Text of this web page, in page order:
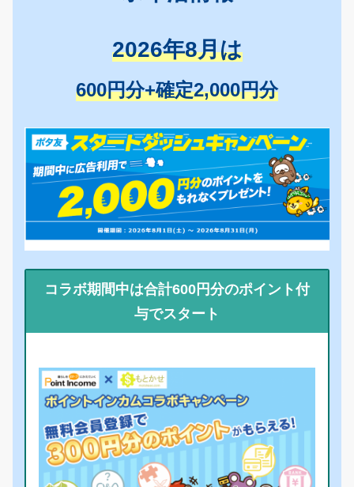
2026年8月は
600円分+確定2,000円分
コラボ期間中は合計600円分のポイント付
与でスタート